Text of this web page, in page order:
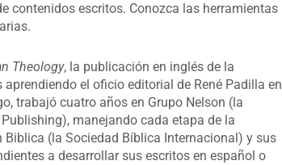
contenidos escritos. Conozca las herramientas
Theology, la publicación en inglés de la
el oficio editorial de René Padilla en
trabajó cuatro años en Grupo Nelson (la
manejando cada etapa de la
(la Sociedad Bíblica Internacional) y sus
a desarrollar sus escritos en español o